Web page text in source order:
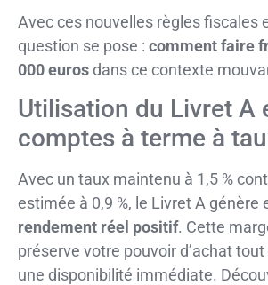
Avec ces nouvelles règles fiscales
question se pose : comment faire
000 euros dans ce contexte
Utilisation du Livret A
comptes à terme à
Avec un taux maintenu à 1,5 %
estimée à 0,9 %, le Livret A génère
rendement réel positif. Cette
préserve votre pouvoir d’achat
une disponibilité immédiate.